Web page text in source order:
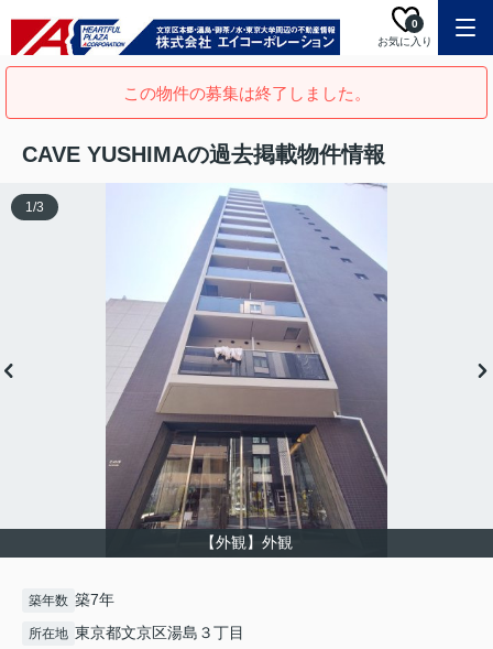
お気に入り
0
この物件の募集は終了しました。
CAVE YUSHIMAの過去掲載物件情報
【外観】外観
1/3
築年数 築7年
所在地 東京都文京区湯島３丁目